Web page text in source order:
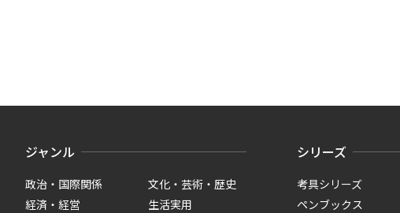
ジャンル
政治・国際関係
経済・経営
文化・芸術・歴史
生活実用
シリーズ
考具シリーズ
ペンブックス